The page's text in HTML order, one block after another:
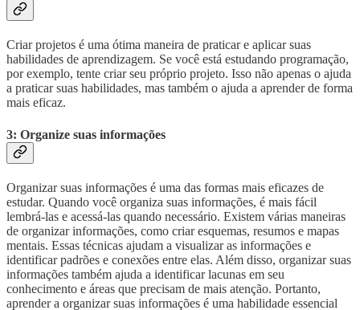
Criar projetos é uma ótima maneira de praticar e aplicar suas
habilidades de aprendizagem. Se você está estudando programação,
por exemplo, tente criar seu próprio projeto. Isso não apenas o ajuda
a praticar suas habilidades, mas também o ajuda a aprender de forma
mais eficaz.
3: Organize suas informações
Organizar suas informações é uma das formas mais eficazes de
estudar. Quando você organiza suas informações, é mais fácil
lembrá-las e acessá-las quando necessário. Existem várias maneiras
de organizar informações, como criar esquemas, resumos e mapas
mentais. Essas técnicas ajudam a visualizar as informações e
identificar padrões e conexões entre elas. Além disso, organizar suas
informações também ajuda a identificar lacunas em seu
conhecimento e áreas que precisam de mais atenção. Portanto,
aprender a organizar suas informações é uma habilidade essencial